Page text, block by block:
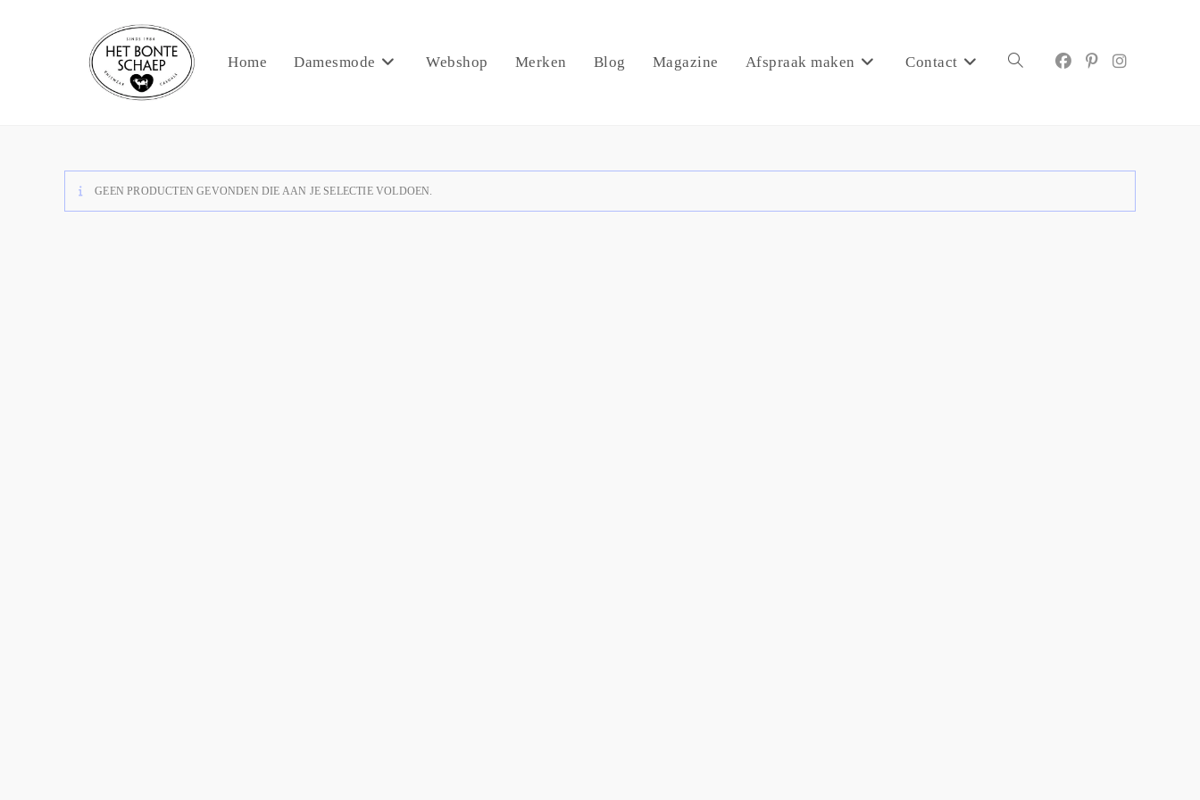
Home Damesmode Webshop Merken Blog Magazine Afspraak maken Contact
GEEN PRODUCTEN GEVONDEN DIE AAN JE SELECTIE VOLDOEN.